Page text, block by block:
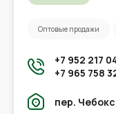
Оптовые продажи
+7 952 217
+7 965 758
пер.